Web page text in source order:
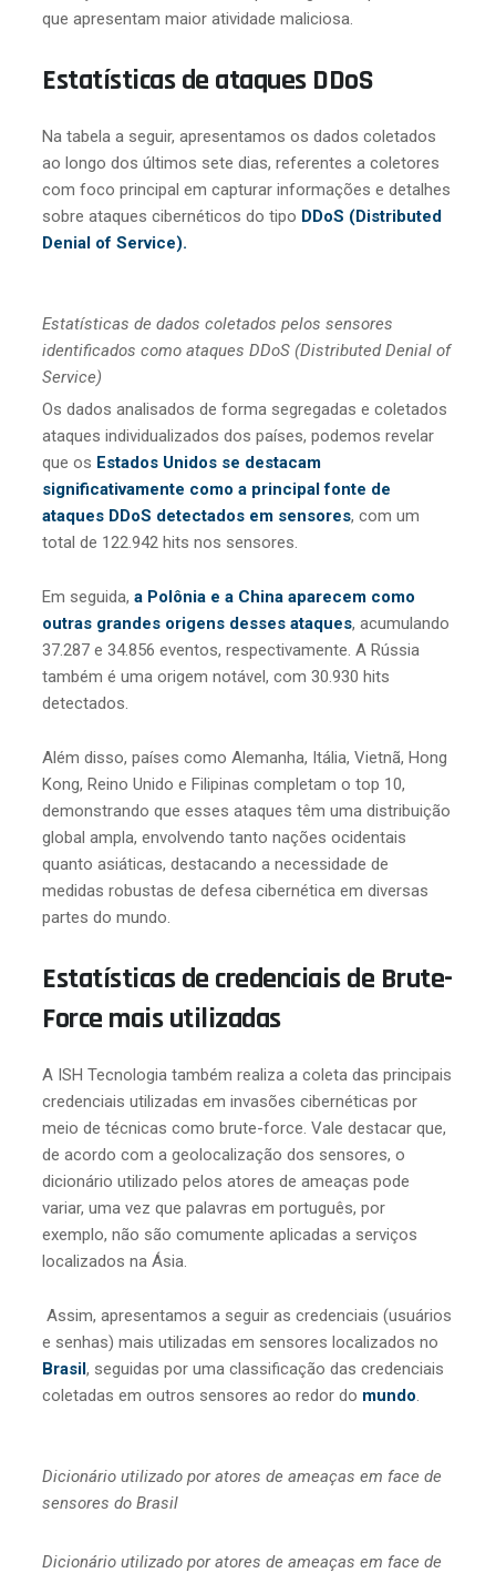
que apresentam maior atividade maliciosa.
Estatísticas de ataques DDoS
Na tabela a seguir, apresentamos os dados coletados
ao longo dos últimos sete dias, referentes a coletores
com foco principal em capturar informações e detalhes
sobre ataques cibernéticos do tipo DDoS (Distributed
Denial of Service).
Estatísticas de dados coletados pelos sensores
identificados como ataques DDoS (Distributed Denial of
Service)
Os dados analisados de forma segregadas e coletados
ataques individualizados dos países, podemos revelar
que os Estados Unidos se destacam
significativamente como a principal fonte de
ataques DDoS detectados em sensores, com um
total de 122.942 hits nos sensores.
Em seguida, a Polônia e a China aparecem como
outras grandes origens desses ataques, acumulando
37.287 e 34.856 eventos, respectivamente. A Rússia
também é uma origem notável, com 30.930 hits
detectados.
Além disso, países como Alemanha, Itália, Vietnã, Hong
Kong, Reino Unido e Filipinas completam o top 10,
demonstrando que esses ataques têm uma distribuição
global ampla, envolvendo tanto nações ocidentais
quanto asiáticas, destacando a necessidade de
medidas robustas de defesa cibernética em diversas
partes do mundo.
Estatísticas de credenciais de Brute-
Force mais utilizadas
A ISH Tecnologia também realiza a coleta das principais
credenciais utilizadas em invasões cibernéticas por
meio de técnicas como brute-force. Vale destacar que,
de acordo com a geolocalização dos sensores, o
dicionário utilizado pelos atores de ameaças pode
variar, uma vez que palavras em português, por
exemplo, não são comumente aplicadas a serviços
localizados na Ásia.
Assim, apresentamos a seguir as credenciais (usuários
e senhas) mais utilizadas em sensores localizados no
Brasil, seguidas por uma classificação das credenciais
coletadas em outros sensores ao redor do mundo.
Dicionário utilizado por atores de ameaças em face de
sensores do Brasil
Dicionário utilizado por atores de ameaças em face de